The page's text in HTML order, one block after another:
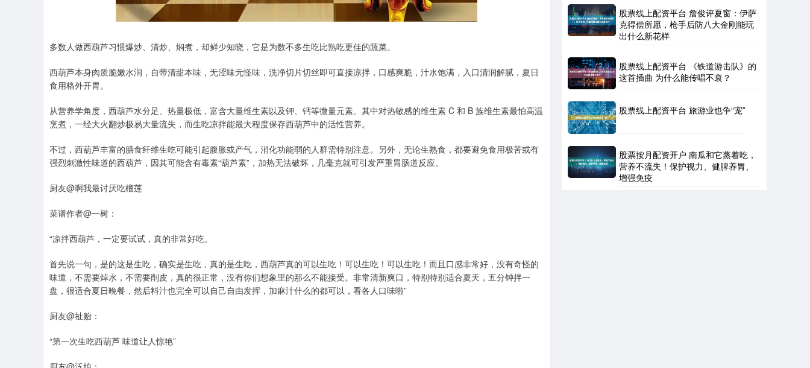
多数人做西葫芦习惯爆炒、清炒、焖煮，却鲜少知晓，它是为数不多生吃比熟吃更佳的蔬菜。
西葫芦本身肉质脆嫩水润，自带清甜本味，无涩味无怪味，洗净切片切丝即可直接凉拌，口感爽脆，汁水饱满，入口清润解腻，夏日
食用格外开胃。
从营养学角度，西葫芦水分足、热量极低，富含大量维生素以及钾、钙等微量元素。其中对热敏感的维生素 C 和 B 族维生素最怕高温
烹煮，一经大火翻炒极易大量流失，而生吃凉拌能最大程度保存西葫芦中的活性营养。
不过，西葫芦丰富的膳食纤维生吃可能引起腹胀或产气，消化功能弱的人群需特别注意。另外，无论生熟食，都要避免食用极苦或有
强烈刺激性味道的西葫芦，因其可能含有毒素“葫芦素”，加热无法破坏，几毫克就可引发严重胃肠道反应。
厨友@啊我最讨厌吃榴莲
菜谱作者@一树：
“凉拌西葫芦，一定要试试，真的非常好吃。
首先说一句，是的这是生吃，确实是生吃，真的是生吃，西葫芦真的可以生吃！可以生吃！可以生吃！而且口感非常好，没有奇怪的
味道，不需要焯水，不需要削皮，真的很正常，没有你们想象里的那么不能接受。非常清新爽口，特别特别适合夏天，五分钟拌一
盘，很适合夏日晚餐，然后料汁也完全可以自己自由发挥，加麻汁什么的都可以，看各人口味啦”
厨友@祉贻：
“第一次生吃西葫芦 味道让人惊艳”
股票线上配资平台 詹俊评夏窗：伊萨
克得偿所愿，枪手后防八大金刚能玩
出什么新花样
股票线上配资平台 《铁道游击队》的
这首插曲 为什么能传唱不衰？
股票线上配资平台 旅游业也争“宠”
股票按月配资开户 南瓜和它蒸着吃，
营养不流失！保护视力、健脾养胃、
增强免疫